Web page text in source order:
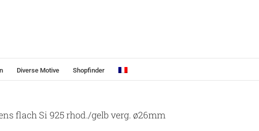
Diverse Motive Shopfinder
flach Si 925 rhod./gelb verg. ø26mm